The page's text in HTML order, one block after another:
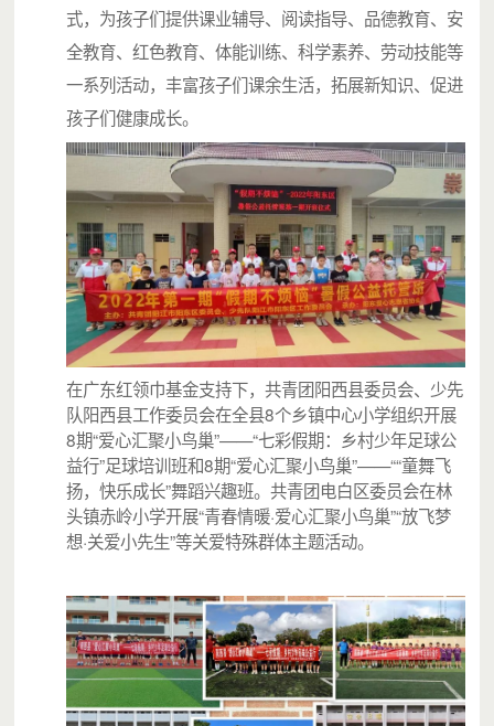
像这样的活动、项目
在过去十一年间
遍布广东
上黎小学·希望家园，孩子们在下跳棋
式，为孩子们提供课业辅导、阅读指导、品德教育、安
全教育、红色教育、体能训练、科学素养、劳动技能等
一系列活动，丰富孩子们课余生活，拓展新知识、促进
孩子们健康成长。
在广东红领巾基金支持下，共青团阳西县委员会、少先
队阳西县工作委员会在全县8个乡镇中心小学组织开展
8期“爱心汇聚小鸟巢”——“七彩假期：乡村少年足球公
益行”足球培训班和8期“爱心汇聚小鸟巢”——““童舞飞
扬，快乐成长”舞蹈兴趣班。共青团电白区委员会在林
头镇赤岭小学开展“青春情暖·爱心汇聚小鸟巢”“放飞梦
想·关爱小先生”等关爱特殊群体主题活动。